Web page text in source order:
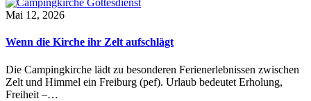
Mai 12, 2026
Wenn die Kirche ihr Zelt aufschlägt
Die Campingkirche lädt zu besonderen Ferienerlebnissen zwischen
Zelt und Himmel ein Freiburg (pef). Urlaub bedeutet Erholung,
Freiheit –…